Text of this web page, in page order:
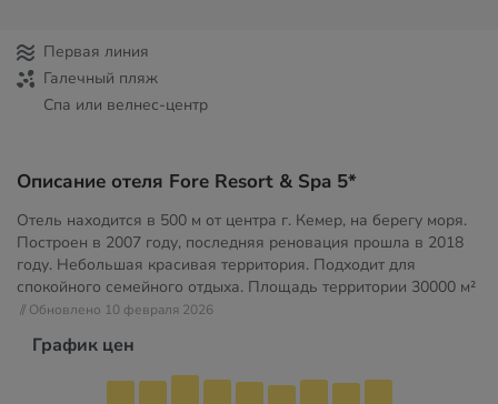
Первая линия
Галечный пляж
Спа или велнес-центр
Описание отеля Fore Resort & Spa 5*
Отель находится в 500 м от центра г. Кемер, на берегу моря.
Построен в 2007 году, последняя реновация прошла в 2018
году. Небольшая красивая территория. Подходит для
спокойного семейного отдыха. Площадь территории 30000 м²
// Обновлено 10 февраля 2026
График цен